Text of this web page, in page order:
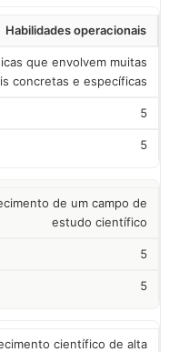
Habilidades operacionais
que envolvem muitas
concretas e específicas
5
5
de um campo de
estudo científico
5
5
científico de alta